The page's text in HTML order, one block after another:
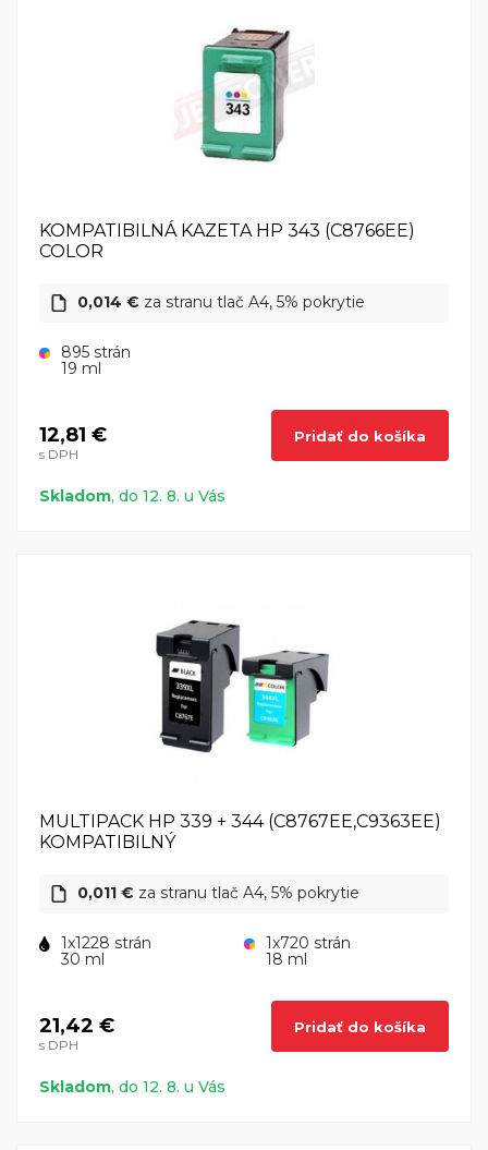
KOMPATIBILNÁ KAZETA HP 343 (C8766EE)
COLOR
0,014 € za stranu tlač A4, 5% pokrytie
895 strán
19 ml
12,81 €
s DPH
Pridať do košíka
Skladom, do 12. 8. u Vás
MULTIPACK HP 339 + 344 (C8767EE,C9363EE)
KOMPATIBILNÝ
0,011 € za stranu tlač A4, 5% pokrytie
1x1228 strán
30 ml
1x720 strán
18 ml
21,42 €
s DPH
Pridať do košíka
Skladom, do 12. 8. u Vás